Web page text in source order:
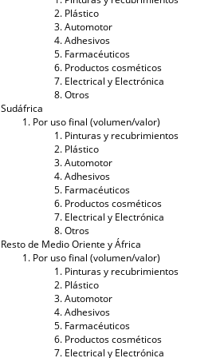
Plástico
Automotor
Adhesivos
Farmacéuticos
Productos cosméticos
Electrical y Electrónica
Otros
Sudáfrica
Por uso final (volumen/valor)
Pinturas y recubrimientos
Plástico
Automotor
Adhesivos
Farmacéuticos
Productos cosméticos
Electrical y Electrónica
Otros
Resto de Medio Oriente y África
Por uso final (volumen/valor)
Pinturas y recubrimientos
Plástico
Automotor
Adhesivos
Farmacéuticos
Productos cosméticos
Electrical y Electrónica